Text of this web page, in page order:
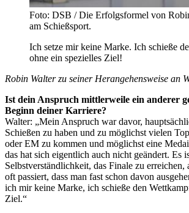
Foto: DSB / Die Erfolgsformel von
am Schießsport.
Ich setze mir keine Marke. Ich schieße
ohne ein spezielles Ziel!
Robin Walter zu seiner Herangehensweise an
Ist dein Anspruch mittlerweile ein anderer
Beginn deiner Karriere?
Walter: „Mein Anspruch war davor,
Schießen zu haben und zu möglichst vielen
oder EM zu kommen und möglichst eine
das hat sich eigentlich auch nicht geändert. Es
Selbstverständlichkeit, das Finale zu erreichen,
oft passiert, dass man fast schon davon
ich mir keine Marke, ich schieße den
Ziel.“